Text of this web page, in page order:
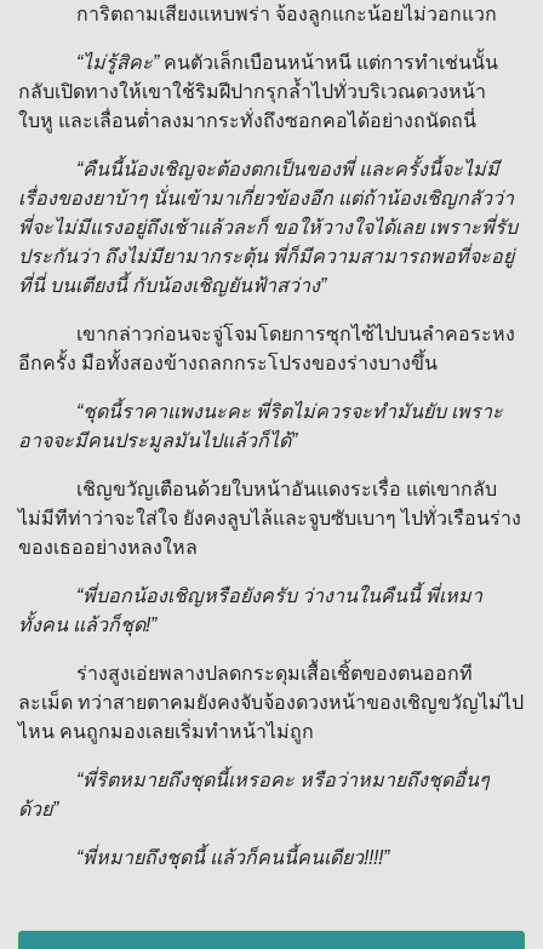
การิตถามเสียงแหบพร่า จ้องลูกแกะน้อยไม่วอกแวก
“ไม่รู้สิคะ”คนตัวเล็กเบือนหน้าหนี แต่การทำเช่นนั้น
กลับเปิดทางให้เขาใช้ริมฝีปากรุกล้ำไปทั่วบริเวณดวงหน้า
ใบหู และเลื่อนต่ำลงมากระทั่งถึงซอกคอได้อย่างถนัดถนี่
“คืนนี้น้องเชิญจะต้องตกเป็นของพี่ และครั้งนี้จะไม่มี
เรื่องของยาบ้าๆ นั่นเข้ามาเกี่ยวข้องอีก แต่ถ้าน้องเชิญกลัวว่า
พี่จะไม่มีแรงอยู่ถึงเช้าแล้วละก็ ขอให้วางใจได้เลย เพราะพี่รับ
ประกันว่า ถึงไม่มียามากระตุ้น พี่ก็มีความสามารถพอที่จะอยู่
ที่นี่ บนเตียงนี้ กับน้องเชิญยันฟ้าสว่าง”
เขากล่าวก่อนจะจู่โจมโดยการซุกไซ้ไปบนลำคอระหง
อีกครั้ง มือทั้งสองข้างถลกกระโปรงของร่างบางขึ้น
“ชุดนี้ราคาแพงนะคะ พี่ริตไม่ควรจะทำมันยับ เพราะ
อาจจะมีคนประมูลมันไปแล้วก็ได้”
เชิญขวัญเตือนด้วยใบหน้าอันแดงระเรื่อ แต่เขากลับ
ไม่มีทีท่าว่าจะใส่ใจ ยังคงลูบไล้และจูบซับเบาๆ ไปทั่วเรือนร่าง
ของเธออย่างหลงใหล
“พี่บอกน้องเชิญหรือยังครับ ว่างานในคืนนี้ พี่เหมา
ทั้งคน แล้วก็ชุด!”
ร่างสูงเอ่ยพลางปลดกระดุมเสื้อเชิ้ตของตนออกที
ละเม็ด ทว่าสายตาคมยังคงจับจ้องดวงหน้าของเชิญขวัญไม่ไป
ไหน คนถูกมองเลยเริ่มทำหน้าไม่ถูก
“พี่ริตหมายถึงชุดนี้เหรอคะ หรือว่าหมายถึงชุดอื่นๆ
ด้วย”
“พี่หมายถึงชุดนี้ แล้วก็คนนี้คนเดียว!!!!”